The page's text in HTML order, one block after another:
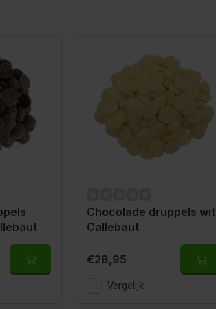
Chocolade druppels wit
Callebaut
€28,95
Vergelijk